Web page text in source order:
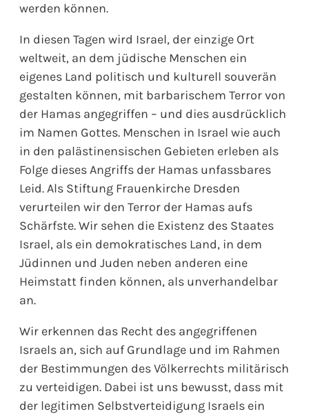
werden können.
In diesen Tagen wird Israel, der einzige Ort
weltweit, an dem jüdische Menschen ein
eigenes Land politisch und kulturell souverän
gestalten können, mit barbarischem Terror von
der Hamas angegriffen – und dies ausdrücklich
im Namen Gottes. Menschen in Israel wie auch
in den palästinensischen Gebieten erleben als
Folge dieses Angriffs der Hamas unfassbares
Leid. Als Stiftung Frauenkirche Dresden
verurteilen wir den Terror der Hamas aufs
Schärfste. Wir sehen die Existenz des Staates
Israel, als ein demokratisches Land, in dem
Jüdinnen und Juden neben anderen eine
Heimstatt finden können, als unverhandelbar
an.
Wir erkennen das Recht des angegriffenen
Israels an, sich auf Grundlage und im Rahmen
der Bestimmungen des Völkerrechts militärisch
zu verteidigen. Dabei ist uns bewusst, dass mit
der legitimen Selbstverteidigung Israels ein